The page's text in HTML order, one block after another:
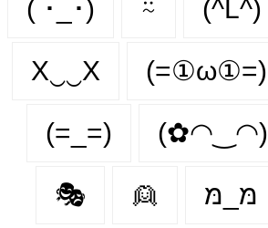
( ･_･) ⍨ (^L^)
X‿‿X (=①ω①=)
(=_=) (✿◠‿◠)
🎭 👱 מּ_מּ